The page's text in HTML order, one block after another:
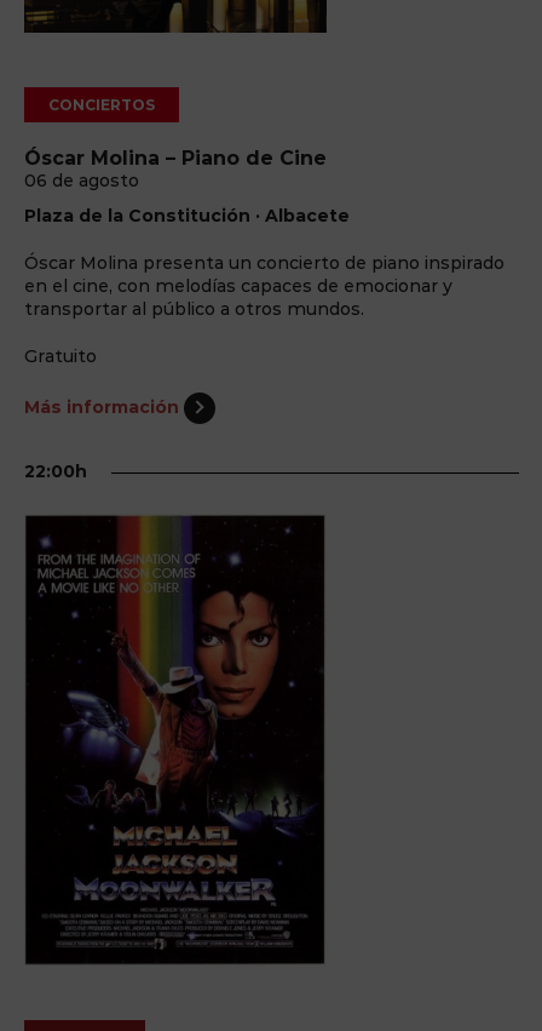
CONCIERTOS
Óscar Molina – Piano de Cine
06 de agosto
Plaza de la Constitución · Albacete
Óscar Molina presenta un concierto de piano inspirado
en el cine, con melodías capaces de emocionar y
transportar al público a otros mundos.
Gratuito
Más información
22:00h